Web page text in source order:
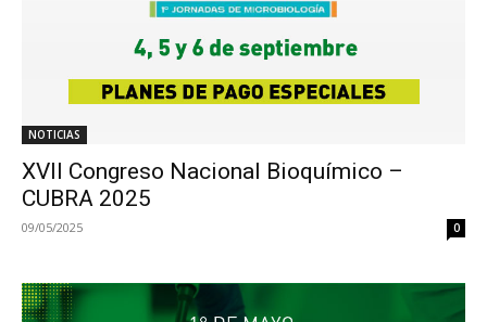
NOTICIAS
XVII Congreso Nacional Bioquímico –
CUBRA 2025
09/05/2025 0